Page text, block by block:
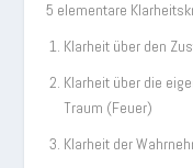
5 elementare
Klarheit über den
Klarheit über die
Traum (Feuer)
Klarheit der